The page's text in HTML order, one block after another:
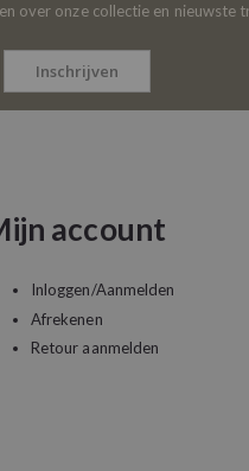
over onze collectie en nieuwste
Inschrijven
account
Inloggen/Aanmelden
Afrekenen
Retour aanmelden